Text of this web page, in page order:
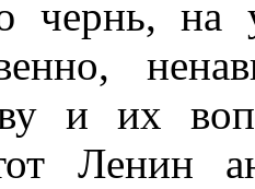
чернь, на
и их
Ленин